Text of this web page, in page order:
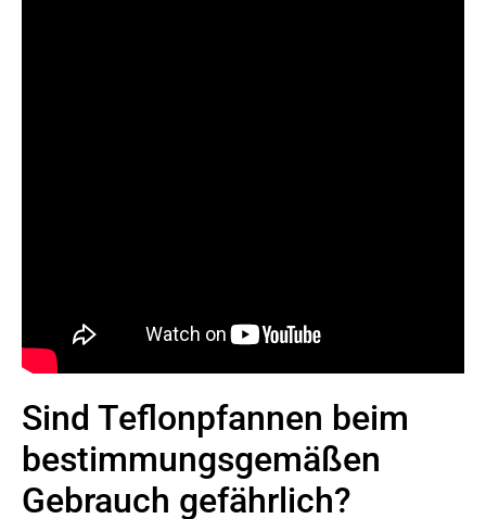
Sind Teflonpfannen beim
bestimmungsgemäßen
Gebrauch gefährlich?